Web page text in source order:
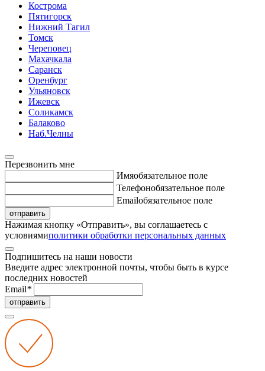
Кострома
Пятигорск
Нижний Тагил
Томск
Череповец
Махачкала
Саранск
Оренбург
Ульяновск
Ижевск
Соликамск
Балаково
Наб.Челны
Перезвонить мне
Имяобязательное поле
Телефонобязательное поле
Emailобязательное поле
отправить
Нажимая кнопку «Отправить», вы соглашаетесь с
условиямиполитики обработки персональных данных
Подпишитесь на наши новости
Введите адрес электронной почты, чтобы быть в курсе
последних новостей
Email*
отправить